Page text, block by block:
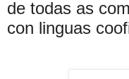
de todas as
con linguas